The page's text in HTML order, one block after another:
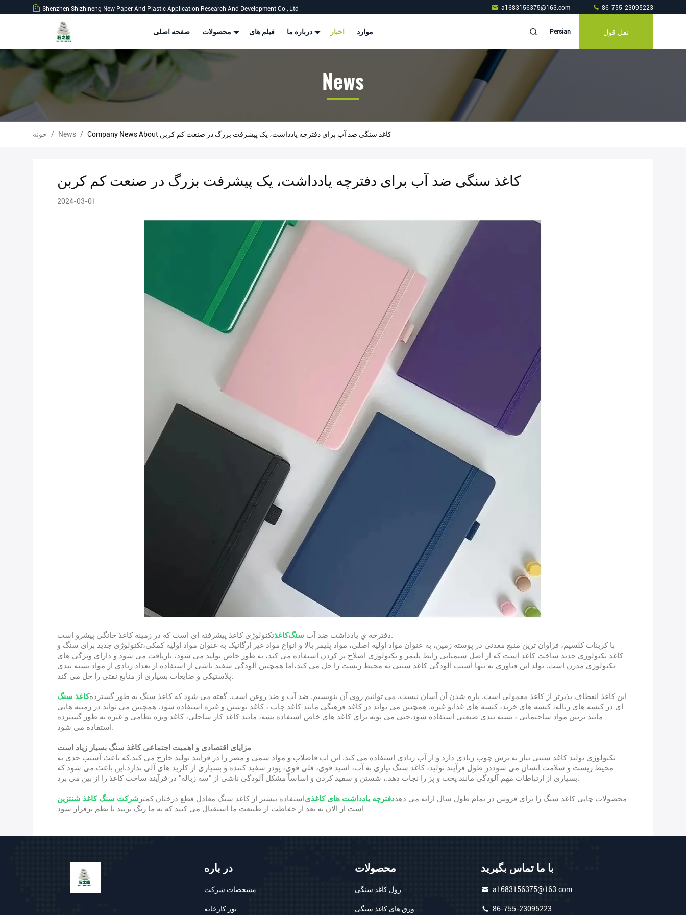
Shenzhen Shizhineng New Paper And Plastic Application Research And Development Co., Ltd a1683156375@163.com 86-755-23095223
صفحه اصلی فیلم های اخبار موارد Persian نقل قول
News
خونه / News / Company News About کاغذ سنگی ضد آب برای دفترچه یادداشت، یک پیشرفت بزرگ در صنعت کم کربن
کاغذ سنگی ضد آب برای دفترچه یادداشت، یک پیشرفت بزرگ در صنعت کم کربن
2024-03-01
دفترچه ي يادداشت ضد آب سنگکاغذ
تکنولوژی کاغذ پیشرفته ای است که در زمینه کاغذ خانگی پیشرو است.
با کربنات کلسیم، فراوان ترین منبع معدنی در پوسته زمین، به عنوان مواد اولیه اصلی، مواد پلیمر بالا و انواع مواد غیر ارگانیک به عنوان مواد اولیه کمکی،تکنولوژی جدید برای سنگ و
کاغذ تکنولوژی جدید ساخت کاغذ است که از اصل شیمیایی رابط پلیمر و تکنولوژی اصلاح پر کردن استفاده می کند، به طور خاص تولید می شود، بازیافت می شود و دارای ویژگی های
تکنولوژی مدرن است. تولد این فناوری نه تنها آسیب آلودگی کاغذ سنتی به محیط زیست را حل می کند،اما همچنین آلودگی سفید ناشی از استفاده از تعداد زیادی از مواد بسته بندی
پلاستیکی و ضایعات بسیاری از منابع نفتی را حل می کند.
کاغذ سنگاین کاغذ انعطاف پذیرتر از کاغذ معمولی است. پاره شدن آن آسان نیست. می توانیم روی آن بنویسیم. ضد آب و ضد روغن است. گفته می شود که کاغذ سنگ به طور گسترده
ای در کیسه های زباله، کیسه های خرید، کیسه های غذا،و غیره. همچنین می تواند در کاغذ فرهنگی مانند کاغذ چاپ ، کاغذ نوشتن و غیره استفاده شود. همچنین می تواند در زمینه هایی
مانند تزئین مواد ساختمانی ، بسته بندی صنعتی استفاده شود.حتي مي تونه براي کاغذ هاي خاص استفاده بشه، مانند کاغذ کار ساحلی، کاغذ ویژه نظامی و غیره به طور گسترده
استفاده می شود.
مزایای اقتصادی و اهمیت اجتماعی کاغذ سنگ بسیار زیاد است
تکنولوژی تولید کاغذ سنتی نیاز به برش چوب زیادی دارد و از آب زیادی استفاده می کند. این آب فاضلاب و مواد سمی و مضر را در فرآیند تولید خارج می کند.که باعث آسیب جدی به
محیط زیست و سلامت انسان می شوددر طول فرآیند تولید، کاغذ سنگ نیازی به آب، اسید قوی، قلی قوی، پودر سفید کننده و بسیاری از کلرید های آلی ندارد.این باعث می شود که
بسیاری از ارتباطات مهم آلودگی مانند پخت و پز را نجات دهد.، شستن و سفید کردن و اساساً مشکل آلودگی ناشی از "سه زباله" در فرآیند ساخت کاغذ را از بین می برد.
شرکت سنگ کاغذ شنتزین محصولات چاپی کاغذ سنگ را برای فروش در تمام طول سال ارائه می دهددفترچه یادداشت های کاغذیاستفاده بیشتر از کاغذ سنگ معادل قطع درختان کمتر
است از الان به بعد از حفاظت از طبیعت ما استقبال می کنید که به ما زنگ بزنید تا نظم برقرار شود
در باره
مشخصات شرکت
تور کارخانه
محصولات
رول کاغذ سنگی
ورق های کاغذ سنگی
با ما تماس بگیرید
a1683156375@163.com
86-755-23095223